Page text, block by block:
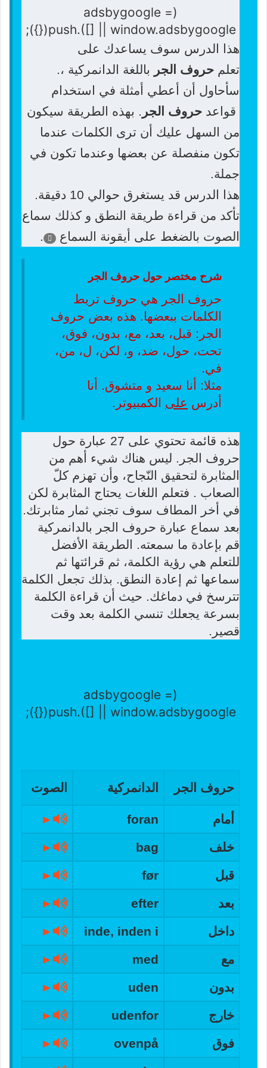
(adsbygoogle =
window.adsbygoogle || []).push({});
هذا الدرس سوف يساعدك على
تعلم حروف الجر
باللغة الدانمركية ،.
سأحاول أن أعطي أمثلة في استخدام
قواعد حروف الجر . بهذه الطريقة سيكون
من السهل عليك أن ترى الكلمات عندما
تكون منفصلة عن بعضها وعندما تكون في
جملة.
هذا الدرس قد يستغرق حوالي 10 دقيقة.
تأكد من قراءة طريقة النطق و كذلك سماع
الصوت بالضغط على أيقونة السماع
.
شرح مختصر حول حروف الجر
حروف الجر هي حروف تربط
الكلمات ببعضها. هذه بعض حروف
الجر: قبل، بعد، مع، بدون، فوق،
تحت، حول، ضد، و، لكن، ل، من،
في.
مثلا: أنا سعيد و متشوق. أنا
أدرس على الكمبيوتر.
هذه قائمة تحتوي على 27 عبارة حول
حروف الجر. ليس هناك شيء أهم من
المثابرة لتحقيق النّجاح، وأن تهزم كلّ
الصعاب . فتعلم اللغات يحتاج المثابرة لكن
في أخر المطاف سوف تجني ثمار مثابرتك.
بعد سماع عبارة حروف الجر بالدانمركية
قم بإعادة ما سمعته. الطريقة الأفضل
للتعلم هي رؤية الكلمة، ثم قرائتها ثم
سماعها ثم إعادة النطق. بذلك تجعل الكلمة
تترسخ في دماغك. حيث أن قراءة الكلمة
بسرعة يجعلك تنسي الكلمة بعد وقت
قصير.
(adsbygoogle =
window.adsbygoogle || []).push({});
حروف الجر الدانمركية الصوت
أمام foran
►
خلف bag
►
قبل før
►
بعد efter
►
داخل inde, inden i
►
مع med
►
بدون uden
►
خارج udenfor
►
فوق ovenpå
►